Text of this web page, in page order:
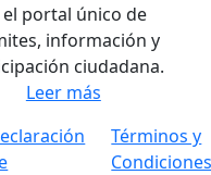
el portal único de
información y
ciudadana.
Leer más
Términos y